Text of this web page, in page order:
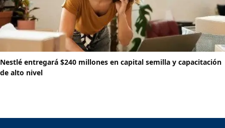
Nestlé entregará $240 millones en capital semilla y capacitación
de alto nivel